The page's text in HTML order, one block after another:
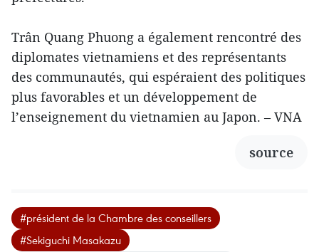
Trân Quang Phuong a également rencontré des
diplomates vietnamiens et des représentants
des communautés, qui espéraient des politiques
plus favorables et un développement de
l’enseignement du vietnamien au Japon. – VNA
source
#président de la Chambre des conseillers
#Sekiguchi Masakazu